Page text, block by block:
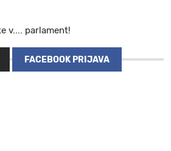
v.... parlament!
FACEBOOK PRIJAVA